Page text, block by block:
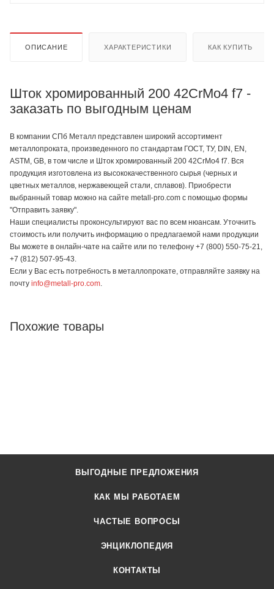
ОПИСАНИЕ ХАРАКТЕРИСТИКИ КАК КУПИТЬ
Шток хромированный 200 42CrMo4 f7 -
заказать по выгодным ценам
В компании СПб Металл представлен широкий ассортимент
металлопроката, произведенного по стандартам ГОСТ, ТУ, DIN, EN,
ASTM, GB, в том числе и Шток хромированный 200 42CrMo4 f7. Вся
продукция изготовлена из высококачественного сырья (черных и
цветных металлов, нержавеющей стали, сплавов). Приобрести
выбранный товар можно на сайте metall-pro.com с помощью формы
"Отправить заявку".
Наши специалисты проконсультируют вас по всем нюансам. Уточнить
стоимость или получить информацию о предлагаемой нами продукции
Вы можете в онлайн-чате на сайте или по телефону +7 (800) 550-75-21,
+7 (812) 507-95-43.
Если у Вас есть потребность в металлопрокате, отправляйте заявку на
почту info@metall-pro.com
Похожие товары
ВЫГОДНЫЕ ПРЕДЛОЖЕНИЯ
КАК МЫ РАБОТАЕМ
ЧАСТЫЕ ВОПРОСЫ
ЭНЦИКЛОПЕДИЯ
КОНТАКТЫ